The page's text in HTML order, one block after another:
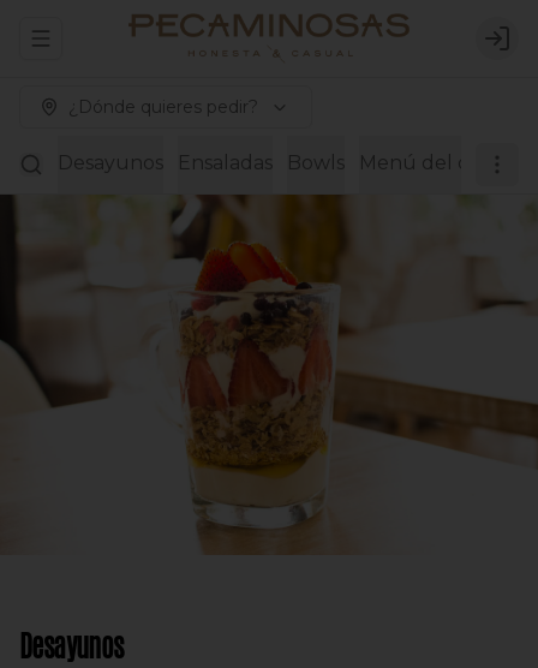
Abrir menu de navegación
¿Dónde quieres pedir?
Desayunos Ensaladas Bowls Menú del día
Desayunos